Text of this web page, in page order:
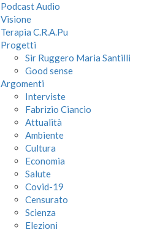
Podcast Audio
Visione
Terapia C.R.A.Pu
Progetti
Sir Ruggero Maria Santilli
Good sense
Argomenti
Interviste
Fabrizio Ciancio
Attualità
Ambiente
Cultura
Economia
Salute
Covid-19
Censurato
Scienza
Elezioni